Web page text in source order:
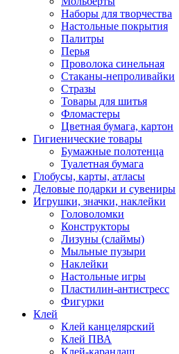
Наборы для творчества
Настольные покрытия
Палитры
Перья
Проволока синельная
Стаканы-непроливайки
Стразы
Товары для шитья
Фломастеры
Цветная бумага, картон
Гигиенические товары
Бумажные полотенца
Туалетная бумага
Глобусы, карты, атласы
Деловые подарки и сувениры
Игрушки, значки, наклейки
Головоломки
Конструкторы
Лизуны (слаймы)
Мыльные пузыри
Наклейки
Настольные игры
Пластилин-антистресс
Фигурки
Клей
Клей канцелярский
Клей ПВА
Клей-карандаш